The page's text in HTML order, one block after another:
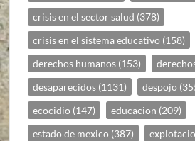
crisis en el sector salud (378)
crisis en el sistema educativo (158)
derechos humanos (153)
desaparecidos (1131) despojo
ecocidio (147) educacion (209)
estado de mexico (387)